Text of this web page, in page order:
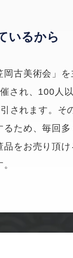
いるから
古美術会」を
され、100人
されます。そ
ため、毎回
をお売り頂